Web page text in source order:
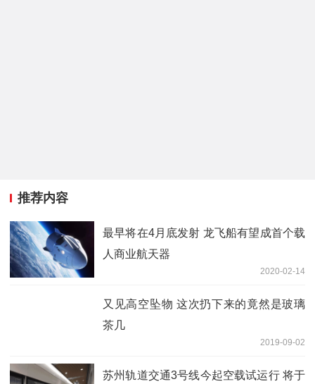
推荐内容
最早将在4月底发射 龙飞船有望成首个载
人商业航天器
2020-02-14
又见高空坠物 这次扔下来的竟然是玻璃
茶几
2019-09-02
苏州轨道交通3号线今起空载试运行 将于